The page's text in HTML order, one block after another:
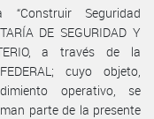
Seguridad
DE SEGURIDAD Y
a través de la
cuyo objeto,
operativo, se
parte de la presente